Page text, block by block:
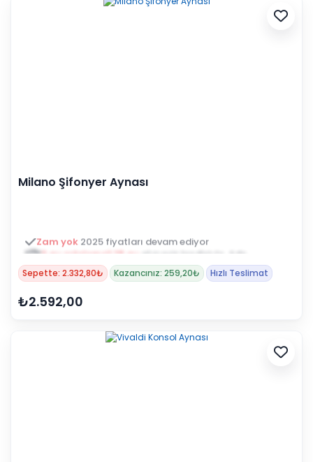
Milano Şifonyer Aynası
3 ay ertelemeli 18 ayalışveriş kredisiyle öde
Sepette: 2.332,80₺ Kazancınız: 259,20₺ Hızlı Teslimat
₺2.592,00